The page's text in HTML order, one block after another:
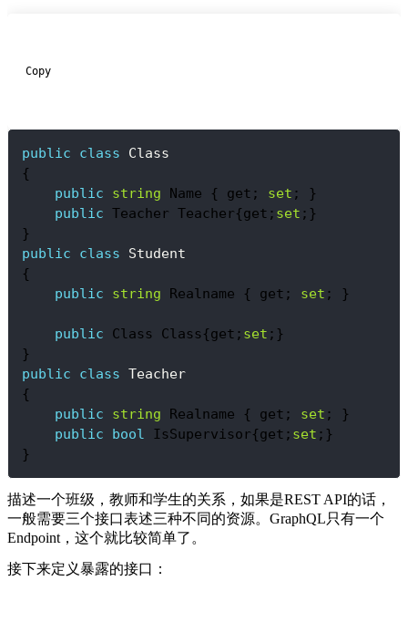
  Copy
public class
Class
{
public
string Name { get; set ; }
public Teacher Teacher{get; set ;}
}
public
class
Student
{
public
string Realname { get; set ; }
public Class Class{get; set ;}
}
public
class Teacher
{
public
string Realname { get; set ; }
public
bool IsSupervisor{get; set ;}
}
描述一个班级，教师和学生的关系，如果是REST API的话，
一般需要三个接口表述三种不同的资源。GraphQL只有一个
Endpoint，这个就比较简单了。
接下来定义暴露的接口：